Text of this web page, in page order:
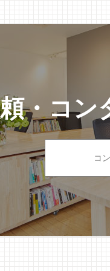
・コン
コ